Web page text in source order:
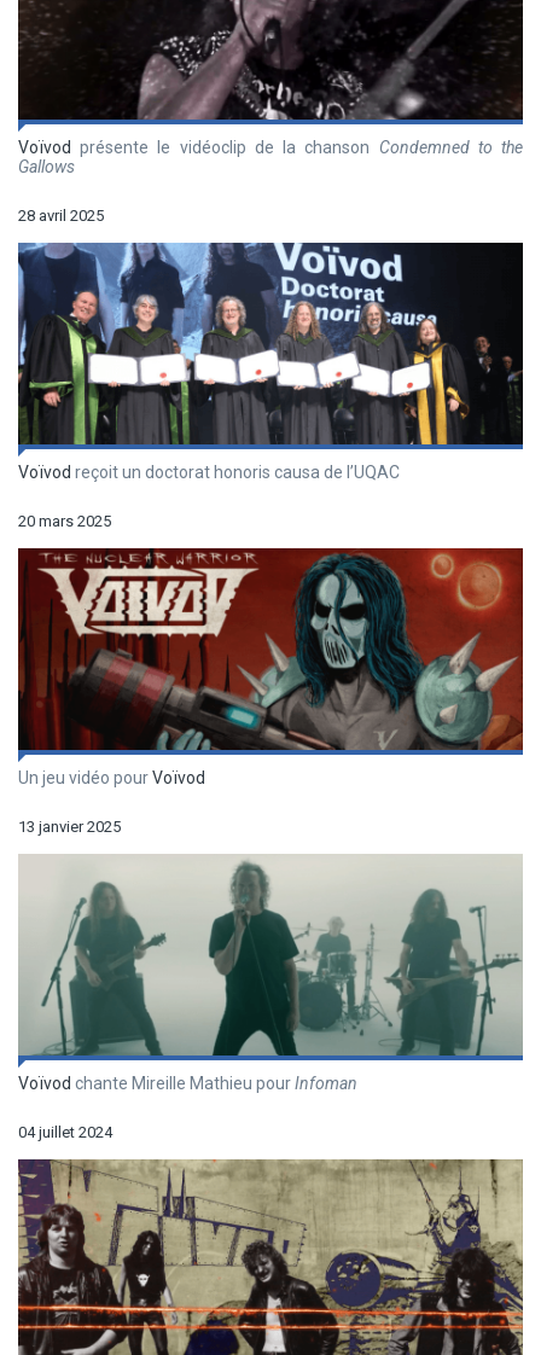
Voïvod présente le vidéoclip de la chanson Condemned to the
Gallows
28 avril 2025
Voïvod reçoit un doctorat honoris causa de l’UQAC
20 mars 2025
Un jeu vidéo pourVoïvod
13 janvier 2025
Voïvod chante Mireille Mathieu pourInfoman
04 juillet 2024